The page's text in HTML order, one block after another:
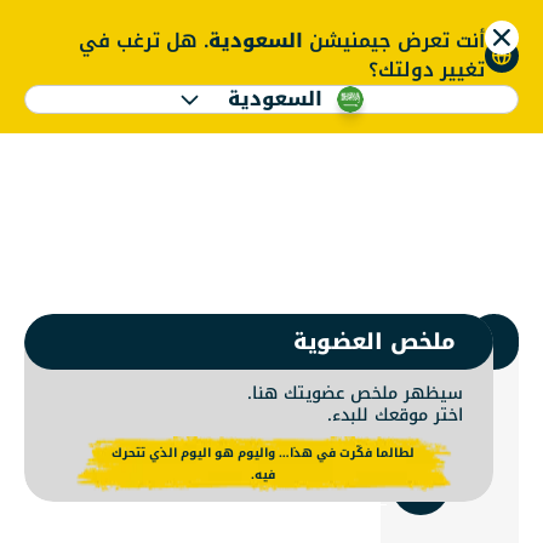
أنت تعرض جيمنيشن السعودية. هل ترغب في
تغيير دولتك؟
السعودية
عضوية جيمنيشن |
ENGLISH
1. اختر جيمنيشن
استخدم
الموقع
الحالي
ملخص العضوية
سيظهر ملخص عضويتك هنا.
اختر موقعك للبدء.
لطالما فكّرت في هذا… واليوم هو اليوم الذي تتحرك
فيه.